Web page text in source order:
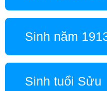
Sinh năm
Sinh tuổi Sửu